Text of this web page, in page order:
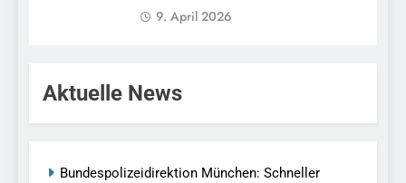
9. April 2026
Aktuelle News
Bundespolizeidirektion München: Schneller